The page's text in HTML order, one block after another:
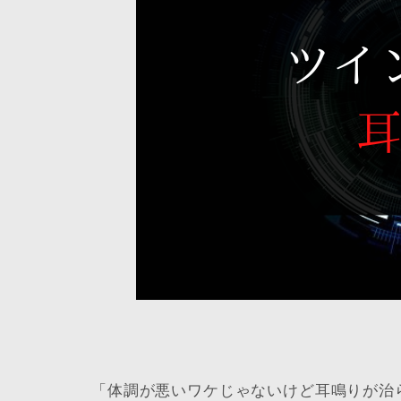
「体調が悪いワケじゃないけど耳鳴りが治